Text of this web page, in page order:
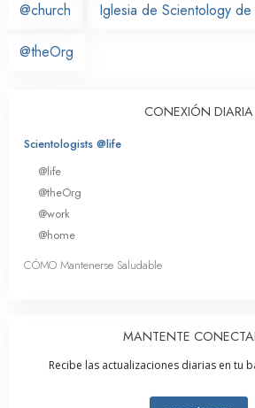
@church Iglesia de Scientology
@theOrg
CONEXIÓN DIARIA
Scientologists @life
@life
@theOrg
@work
@home
CÓMO Mantenerse Saludable
MANTENTE
Recibe las actualizaciones diarias en tu